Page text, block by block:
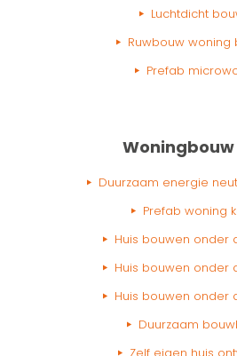
Luchtdicht
Ruwbouw woning
Prefab
Duurzaam energie
Prefab woning
Huis bouwen onder
Huis bouwen onder
Huis bouwen onder
Duurzaam